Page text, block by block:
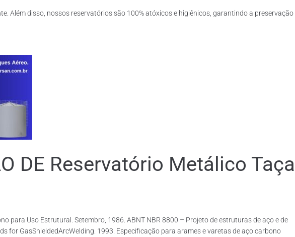
Além disso, nossos reservatórios são 100% atóxicos e higiênicos, garantindo a preservação
DE Reservatório Metálico Taça
para Uso Estrutural. Setembro, 1986. ABNT NBR 8800 – Projeto de estruturas de aço e de
for GasShieldedArcWelding. 1993. Especificação para arames e varetas de aço carbono